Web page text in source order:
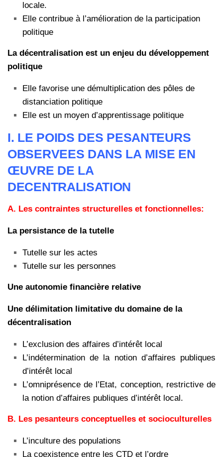
locale.
Elle contribue à l’amélioration de la participation
politique
La décentralisation est un enjeu du développement
politique
Elle favorise une démultiplication des pôles de
distanciation politique
Elle est un moyen d’apprentissage politique
I. LE POIDS DES PESANTEURS
OBSERVEES DANS LA MISE EN
ŒUVRE DE LA
DECENTRALISATION
A. Les contraintes structurelles et fonctionnelles:
La persistance de la tutelle
Tutelle sur les actes
Tutelle sur les personnes
Une autonomie financière relative
Une délimitation limitative du domaine de la
décentralisation
L’exclusion des affaires d’intérêt local
L’indétermination de la notion d’affaires publiques
d’intérêt local
L’omniprésence de l’Etat, conception, restrictive de
la notion d’affaires publiques d’intérêt local.
B. Les pesanteurs conceptuelles et socioculturelles
L’inculture des populations
La coexistence entre les CTD et l’ordre